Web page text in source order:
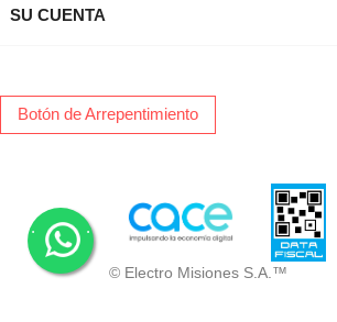
SU CUENTA
Botón de Arrepentimiento
© Electro Misiones S.A.™
. .